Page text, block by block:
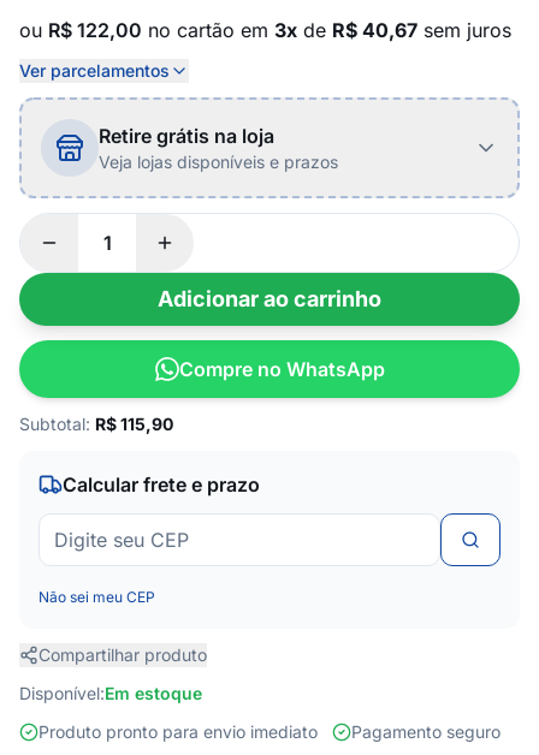
ou R$ 122,00 no cartão em 3x de R$ 40,67 sem juros
Ver parcelamentos
Retire grátis na loja
Veja lojas disponíveis e prazos
Adicionar ao carrinho
Compre no WhatsApp
Subtotal: R$115,90
Calcular frete e prazo
Não sei meu CEP
Compartilhar produto
Disponível:Em estoque
Produto pronto para envio imediato
Pagamento seguro